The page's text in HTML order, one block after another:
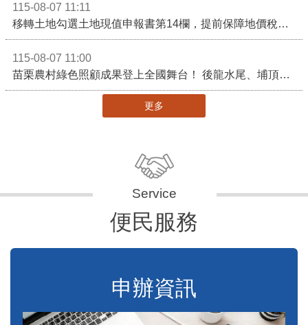
115-08-07 11:11
移轉土地勾選土地現值申報書第14欄，提前保障地價稅節稅權益
115-08-07 11:00
苗栗農村綠色照顧成果登上全國舞台！ 後龍水尾、埔頂社區前進2026高齡健康產業博覽會
更多
便民服務
申辦資訊